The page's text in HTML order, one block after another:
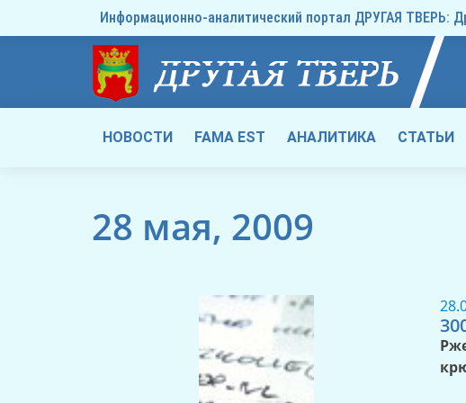
Информационно-аналитический портал ДРУГАЯ ТВЕРЬ:
НОВОСТИ FAMA EST АНАЛИТИКА СТАТЬИ
28 мая, 2009